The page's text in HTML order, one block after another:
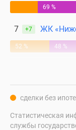
69 %
7 +7 ЖК
52 % 48 %
сделки без
Статистическая
службы